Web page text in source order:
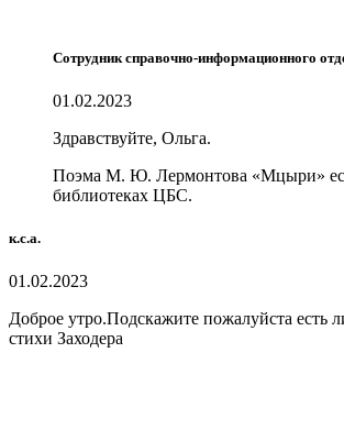
Сотрудник справочно-информационного
01.02.2023
Здравствуйте, Ольга.
Поэма М. Ю. Лермонтова «Мцыри»
библиотеках ЦБС.
к.с.а.
01.02.2023
Доброе утро.Подскажите пожалуйста есть
стихи Заходера